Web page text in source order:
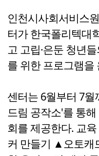
인천시사회서비스
터가 한국폴리텍대
고 고립·은둔 청년
를 위한 프로그램을
센터는 6월부터 7
드림 공작소'를 통
회를 제공한다. 교
커 만들기 ▲오토캐